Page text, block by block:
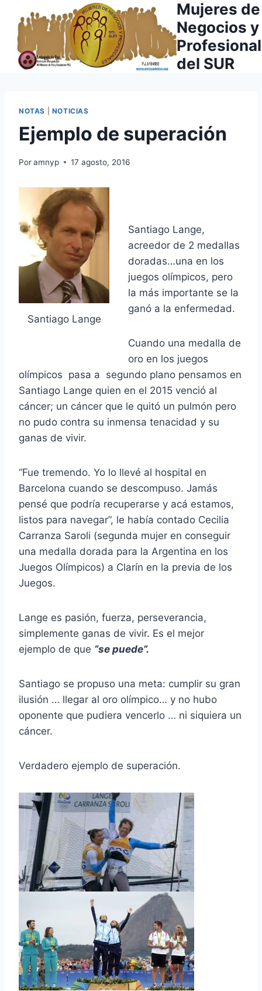
contenido
Mujeres de
Negocios y
del SUR
NOTAS NOTICIAS
Ejemplo de superación
Poramnyp 17 agosto, 2016
Santiago Lange
Santiago Lange,
acreedor de 2 medallas
doradas…una en los
juegos olímpicos, pero
la más importante se la
ganó a la enfermedad.
Cuando una medalla de
oro en los juegos
olímpicos pasa a segundo plano pensamos en
Santiago Lange quien en el 2015 venció al
cáncer; un cáncer que le quitó un pulmón pero
no pudo contra su inmensa tenacidad y su
ganas de vivir.
“Fue tremendo. Yo lo llevé al hospital en
Barcelona cuando se descompuso. Jamás
pensé que podría recuperarse y acá estamos,
listos para navegar”, le había contado Cecilia
Carranza Saroli (segunda mujer en conseguir
una medalla dorada para la Argentina en los
Juegos Olímpicos) a Clarín en la previa de los
Juegos.
Lange es pasión, fuerza, perseverancia,
simplemente ganas de vivir. Es el mejor
ejemplo de que “se puede”.
Santiago se propuso una meta: cumplir su gran
ilusión … llegar al oro olímpico… y no hubo
oponente que pudiera vencerlo … ni siquiera un
cáncer.
Verdadero ejemplo de superación.